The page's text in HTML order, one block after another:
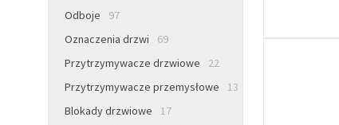
Odboje
97
Oznaczenia drzwi
69
Przytrzymywacze drzwiowe
22
Przytrzymywacze przemysłowe
13
Blokady drzwiowe
17